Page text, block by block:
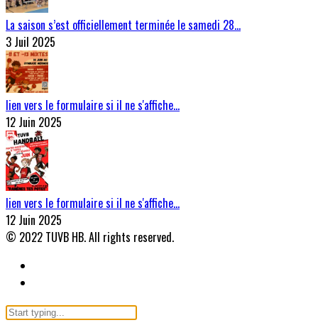
La saison s’est officiellement terminée le samedi 28…
3 Juil 2025
lien vers le formulaire si il ne s'affiche…
12 Juin 2025
lien vers le formulaire si il ne s'affiche…
12 Juin 2025
© 2022 TUVB HB. All rights reserved.